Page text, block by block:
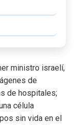
ministro israelí,
de
de hospitales;
célula
sin vida en el